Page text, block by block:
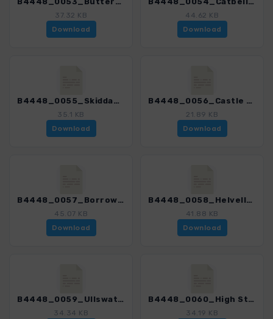
37.32 KB
Download
44.62 KB
Download
B4448_0055_Skiddaw_4448_1.gpx
35.1 KB
Download
B4448_0056_Castle Head und Friars Crag_4448_1.gpx
21.89 KB
Download
B4448_0057_Borrowdale und Watenlath_4448_1.gpx
45.07 KB
Download
B4448_0058_Helvellyn_4448_1.gpx
41.88 KB
Download
B4448_0059_Ullswater Uferweg_4448_1.gpx
34.34 KB
B4448_0060_High Street_4448_1.gpx
34.19 KB